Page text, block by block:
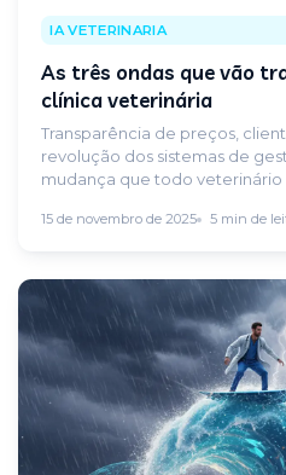
IA VETERINARIA
As três ondas que vão
clínica veterinária
Transparência de preços,
revolução dos sistemas de
mudança que todo
15 de novembro de 2025 5 min de